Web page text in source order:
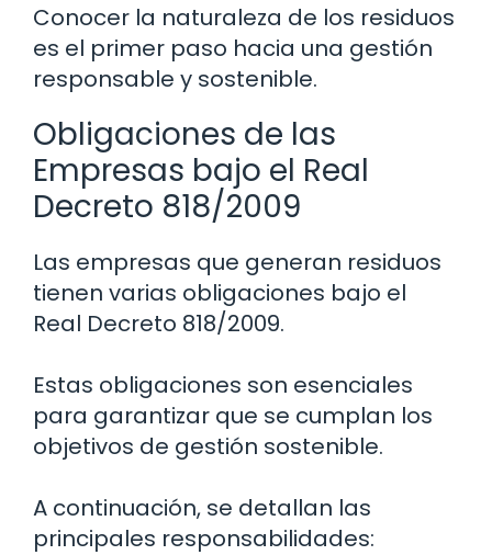
Conocer la naturaleza de los residuos
es el primer paso hacia una gestión
responsable y sostenible.
Obligaciones de las
Empresas bajo el Real
Decreto 818/2009
Las empresas que generan residuos
tienen varias obligaciones bajo el
Real Decreto 818/2009.
Estas obligaciones son esenciales
para garantizar que se cumplan los
objetivos de gestión sostenible.
A continuación, se detallan las
principales responsabilidades: